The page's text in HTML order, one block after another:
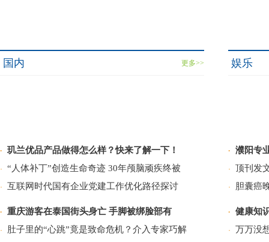
国内 更多>>
· 玑兰优品产品做得怎么样？快来了解一下！
· “人体补丁”创造生命奇迹 30年颅脑顽疾终被
· 互联网时代国有企业党建工作优化路径探讨
· 重庆游客在泰国街头身亡 手脚被绑脸部有
· 肚子里的“心跳”竟是致命危机？介入专家巧解
娱乐
· 濮阳专
· 顶刊发
· 胆囊癌
· 健康知
· 万万没